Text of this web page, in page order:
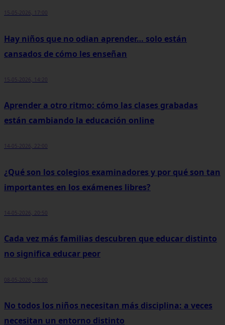
15-05-2026, 17:00
Hay niños que no odian aprender… solo están
cansados de cómo les enseñan
15-05-2026, 14:20
Aprender a otro ritmo: cómo las clases grabadas
están cambiando la educación online
14-05-2026, 22:00
¿Qué son los colegios examinadores y por qué son tan
importantes en los exámenes libres?
14-05-2026, 20:50
Cada vez más familias descubren que educar distinto
no significa educar peor
08-05-2026, 18:00
No todos los niños necesitan más disciplina: a veces
necesitan un entorno distinto